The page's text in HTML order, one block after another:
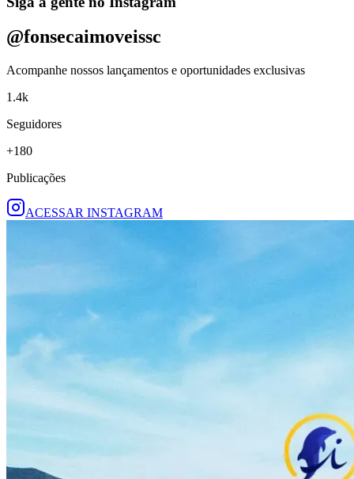
@fonsecaimoveissc
Acompanhe nossos lançamentos e oportunidades exclusivas
1.4k
Seguidores
+180
Publicações
ACESSAR INSTAGRAM